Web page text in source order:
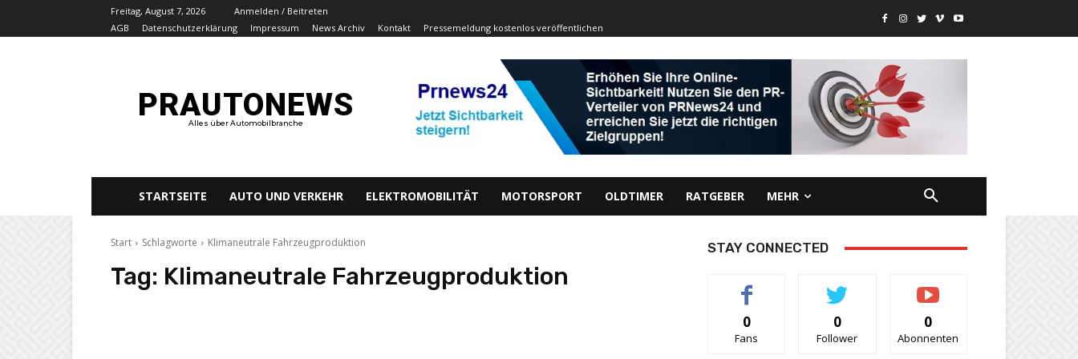
Freitag, August 7, 2026
Anmelden / Beitreten
AGB
Datenschutzerklärung Impressum News Archiv Kontakt Pressemeldung kostenlos veröffentlichen
PRAUTONEWS
Alles über Automobilbranche
STARTSEITE AUTO UND VERKEHR ELEKTROMOBILITÄT MOTORSPORT OLDTIMER RATGEBER MEHR
Start Schlagworte Klimaneutrale Fahrzeugproduktion
Tag: Klimaneutrale Fahrzeugproduktion
STAY CONNECTED
0
Fans
0
Follower
0
Abonnenten